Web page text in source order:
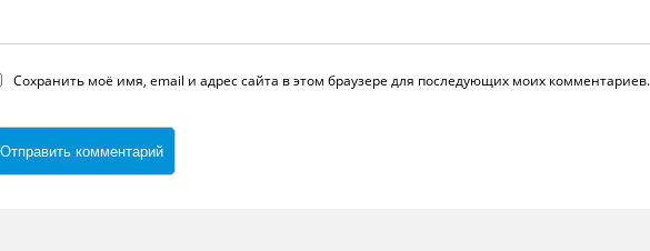
Сохранить моё имя, email и адрес сайта в этом браузере для последующих моих комментариев.